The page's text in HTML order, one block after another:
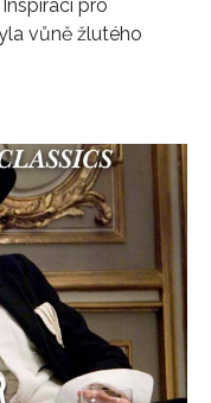
pro
vůně žlutého